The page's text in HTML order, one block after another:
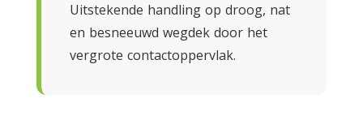
Uitstekende handling op droog, nat
en besneeuwd wegdek door het
vergrote contactoppervlak.